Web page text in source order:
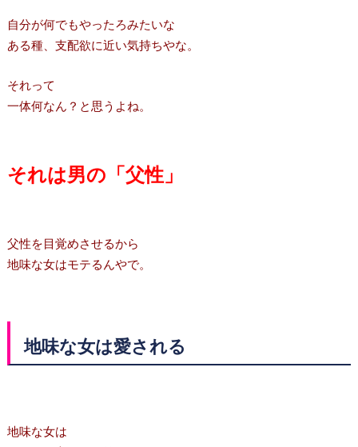
自分が何でもやったろみたいな
ある種、支配欲に近い気持ちやな。
それって
一体何なん？と思うよね。
それは男の「父性」
父性を目覚めさせるから
地味な女はモテるんやで。
地味な女は愛される
地味な女は